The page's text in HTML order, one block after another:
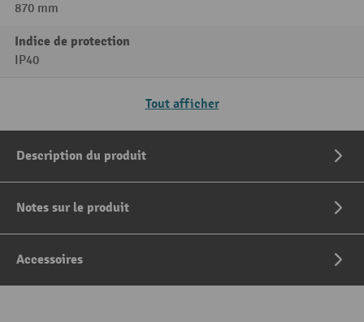
870 mm
Indice de protection
IP40
Tout afficher
Description du produit
Notes sur le produit
Accessoires